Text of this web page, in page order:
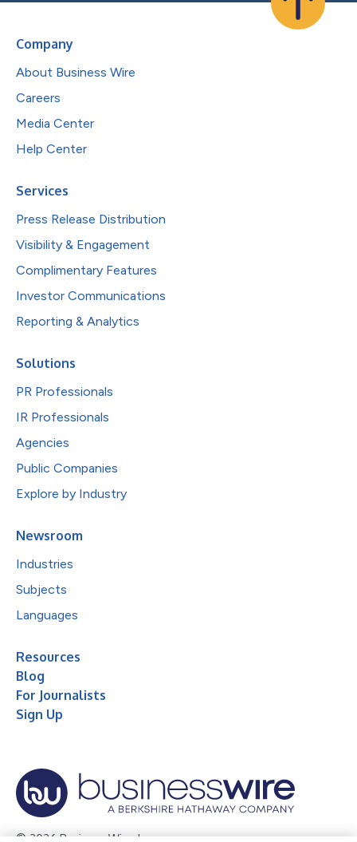
Company
About Business Wire
Careers
Media Center
Help Center
Services
Press Release Distribution
Visibility & Engagement
Complimentary Features
Investor Communications
Reporting & Analytics
Solutions
PR Professionals
IR Professionals
Agencies
Public Companies
Explore by Industry
Newsroom
Industries
Subjects
Languages
Resources
Blog
For Journalists
Sign Up
© 2026 Business Wire, Inc.